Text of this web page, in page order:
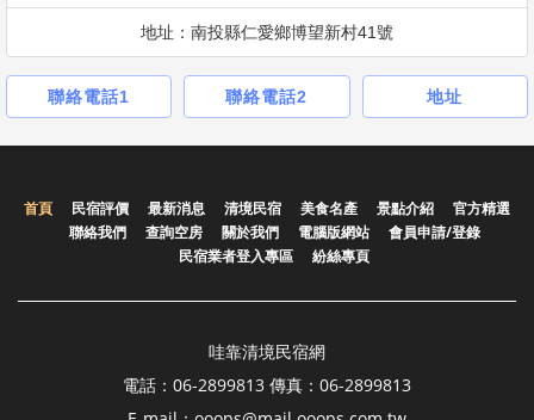
地址：南投縣仁愛鄉博望新村41號
聯絡電話1 聯絡電話2 地址
首頁 民宿評價 最新消息 清境民宿 美食名產 景點介紹
官方精選
聯絡我們
查詢空房 關於我們 電腦版網站
會員申請/登錄
民宿業者登入專區
紛絲專頁
哇靠清境民宿網
電話：06-2899813 傳真：06-2899813